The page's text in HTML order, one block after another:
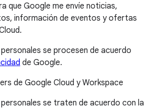
que Google me envíe noticias,
información de eventos y ofertas
se procesen de acuerdo
de Google.
de Google Cloud y Workspace
se traten de acuerdo con la